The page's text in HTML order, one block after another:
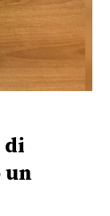
di
un